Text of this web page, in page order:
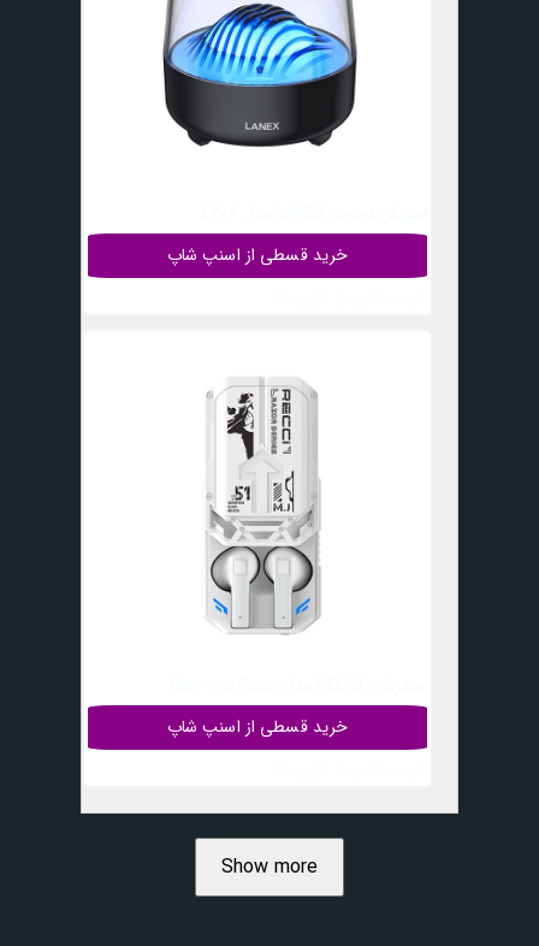
خرید قسطی از اسنپ شاپ
خرید قسطی از اسنپ شاپ
Show more